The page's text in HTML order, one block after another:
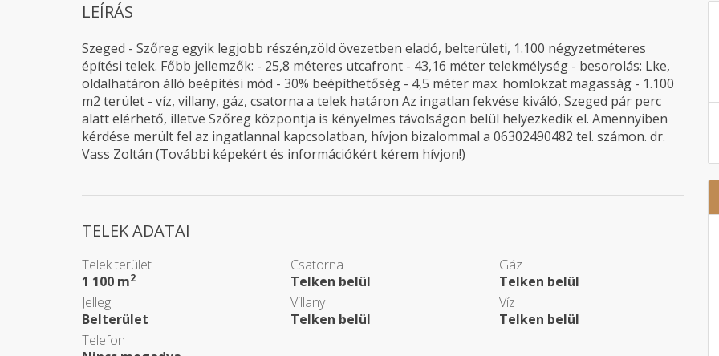
LEÍRÁS
Szeged - Szőreg egyik legjobb részén,zöld övezetben eladó, belterületi, 1.100 négyzetméteres
építési telek. Főbb jellemzők: - 25,8 méteres utcafront - 43,16 méter telekmélység - besorolás: Lke,
oldalhatáron álló beépítési mód - 30% beépíthetőség - 4,5 méter max. homlokzat magasság - 1.100
m2 terület - víz, villany, gáz, csatorna a telek határon Az ingatlan fekvése kiváló, Szeged pár perc
alatt elérhető, illetve Szőreg központja is kényelmes távolságon belül helyezkedik el. Amennyiben
kérdése merült fel az ingatlannal kapcsolatban, hívjon bizalommal a 06302490482 tel. számon. dr.
Vass Zoltán (További képekért és információkért kérem hívjon!)
TELEK ADATAI
Telek terület
1 100 m2
Csatorna
Telken belül
Gáz
Telken belül
Jelleg
Belterület
Villany
Telken belül
Víz
Telken belül
Telefon